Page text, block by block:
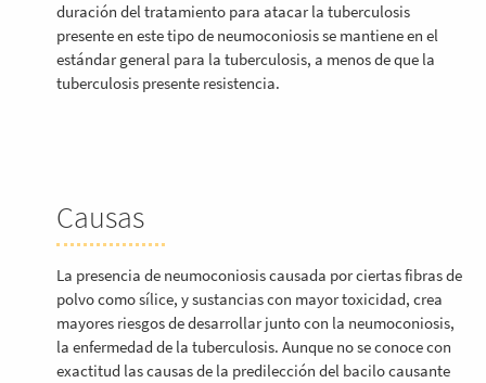
duración del tratamiento para atacar la tuberculosis
presente en este tipo de neumoconiosis se mantiene en el
estándar general para la tuberculosis, a menos de que la
tuberculosis presente resistencia.
Causas
La presencia de neumoconiosis causada por ciertas fibras de
polvo como sílice, y sustancias con mayor toxicidad, crea
mayores riesgos de desarrollar junto con la neumoconiosis,
la enfermedad de la tuberculosis. Aunque no se conoce con
exactitud las causas de la predilección del bacilo causante